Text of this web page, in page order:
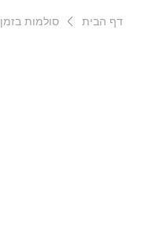
דף הבית סולמות בזמן